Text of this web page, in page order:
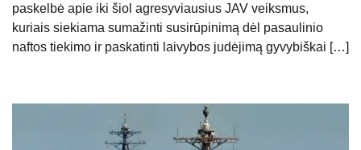
paskelbė apie iki šiol agresyviausius JAV veiksmus,
kuriais siekiama sumažinti susirūpinimą dėl pasaulinio
naftos tiekimo ir paskatinti laivybos judėjimą gyvybiškai […]